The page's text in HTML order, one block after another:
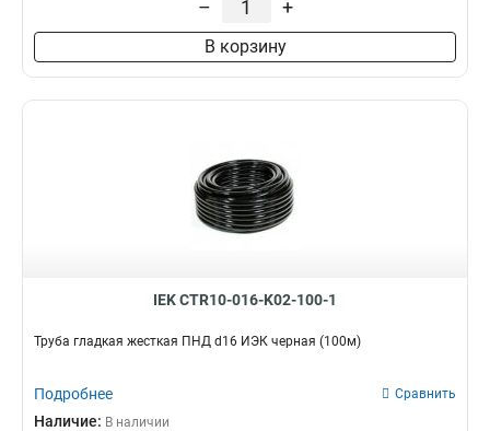
– +
В корзину
IEK CTR10-016-K02-100-1
Труба гладкая жесткая ПНД d16 ИЭК черная (100м)
Подробнее Сравнить
Наличие: В наличии